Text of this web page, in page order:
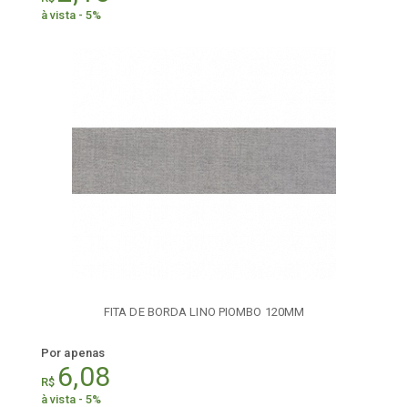
à vista - 5%
FITA DE BORDA LINO PIOMBO 120MM
Por apenas
R$ 6,08
à vista - 5%